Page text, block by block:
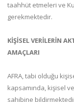
taahhüt etmeleri ve
gerekmektedir.
KİŞİSEL VERİLERİN
AMAÇLARI
AFRA, tabi olduğu
kapsamında, kişisel
sahibine